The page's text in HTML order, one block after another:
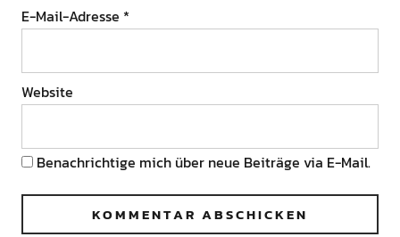
E-Mail-Adresse *
Website
Benachrichtige mich über neue Beiträge via E-Mail.